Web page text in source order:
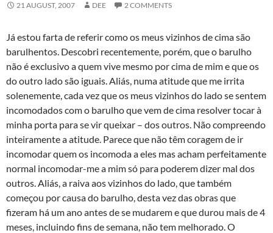
21 AUGUST, 2007 DEE 2 COMMENTS
Já estou farta de referir como os meus vizinhos de cima são
barulhentos. Descobri recentemente, porém, que o barulho
não é exclusivo a quem vive mesmo por cima de mim e que os
do outro lado são iguais. Aliás, numa atitude que me irrita
solenemente, cada vez que os meus vizinhos do lado se sentem
incomodados com o barulho que vem de cima resolver tocar à
minha porta para se vir queixar – dos outros. Não compreendo
inteiramente a atitude. Parece que não têm coragem de ir
incomodar quem os incomoda a eles mas acham perfeitamente
normal incomodar-me a mim só para poderem dizer mal dos
outros. Aliás, a raiva aos vizinhos do lado, que também
começou por causa do barulho, desta vez das obras que
fizeram há um ano antes de se mudarem e que durou mais de 4
meses, incluindo fins de semana, não tem melhorado. O